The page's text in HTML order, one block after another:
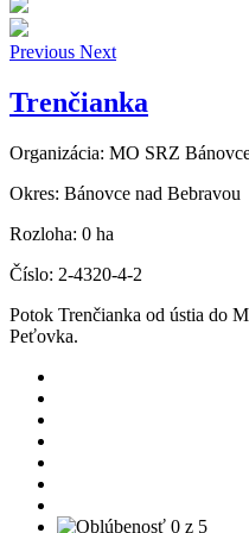
Previous Next
Trenčianka
Organizácia: MO SRZ
Okres: Bánovce nad Bebravou
Rozloha: 0 ha
Číslo: 2-4320-4-2
Potok Trenčianka od ústia do
Peťovka.